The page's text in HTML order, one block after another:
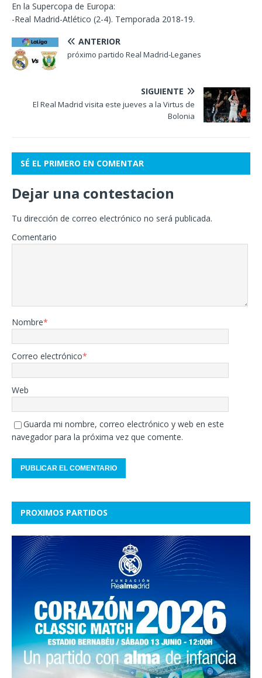
En la Supercopa de Europa:
-Real Madrid-Atlético (2-4). Temporada 2018-19.
ANTERIOR
próximo partido Real Madrid-Leganes
SIGUIENTE
El Real Madrid visita este jueves a la Virtus de
Bolonia
SÉ EL PRIMERO EN COMENTAR
Dejar una contestacion
Tu dirección de correo electrónico no será publicada.
Comentario
Nombre*
Correo electrónico*
Web
Guarda mi nombre, correo electrónico y web en este
navegador para la próxima vez que comente.
PROXIMOS PARTIDOS